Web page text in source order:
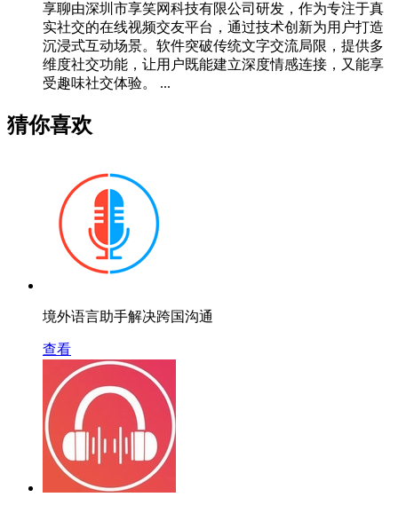
享聊由深圳市享笑网科技有限公司研发，作为专注于真
实社交的在线视频交友平台，通过技术创新为用户打造
沉浸式互动场景。软件突破传统文字交流局限，提供多
维度社交功能，让用户既能建立深度情感连接，又能享
受趣味社交体验。 ...
猜你喜欢
境外语言助手解决跨国沟通
查看